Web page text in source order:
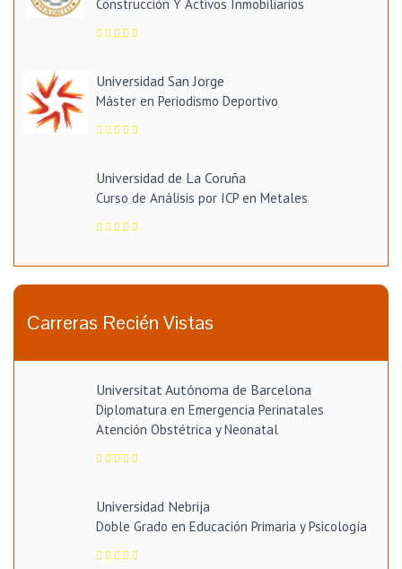
Construcción Y Activos Inmobiliarios
Universidad San Jorge
Máster en Periodismo Deportivo
Universidad de La Coruña
Curso de Análisis por ICP en Metales
Carreras Recién Vistas
Universitat Autónoma de Barcelona
Diplomatura en Emergencia Perinatales
Atención Obstétrica y Neonatal
Universidad Nebrija
Doble Grado en Educación Primaria y Psicología